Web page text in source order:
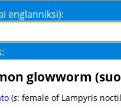
englanniksi):
glowworm
(s: female of Lampyris